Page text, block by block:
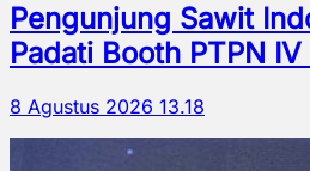
Pengunjung Sawit
Padati Booth PTPN
8 Agustus 2026 13.18